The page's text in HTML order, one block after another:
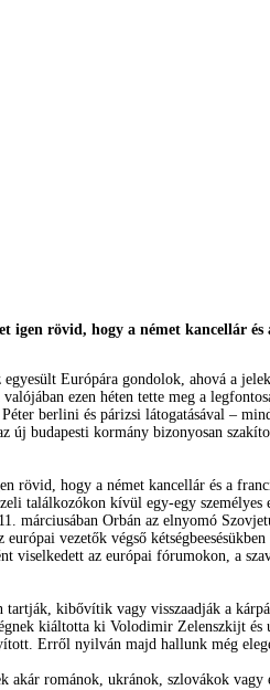
igen rövid, hogy a német kancellár
Európára gondolok, ahová a
ezen héten tette meg a
berlini és párizsi látogatásával –
új budapesti kormány bizonyosan
rövid, hogy a német kancellár és a
találkozókon kívül egy-egy személyes
márciusában Orbán az elnyomó
vezetők végső
az európai fórumokon, a
tartják, kibővítik vagy visszaadják a
kiáltotta ki Volodimir Zelenszkijt és
Erről nyilván majd hallunk még
románok, ukránok, szlovákok